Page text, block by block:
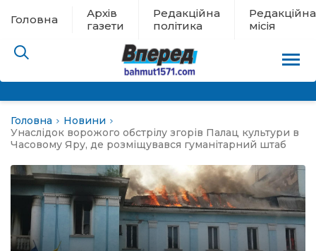
Головна
Архів
газети
Редакційна
політика
Редакційна
місія
евакуації
новини
Головна
Новини
Унаслідок ворожого обстрілу згорів Палац культури в
Часовому Яру, де розміщувався гуманітарний штаб